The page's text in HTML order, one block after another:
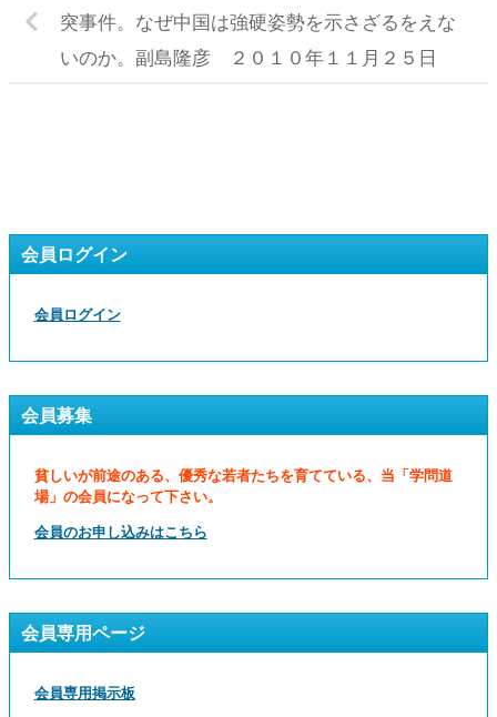
突事件。なぜ中国は強硬姿勢を示さざるをえな
いのか。副島隆彦 ２０１０年１１月２５日
会員ログイン
会員ログイン
会員募集
貧しいが前途のある、優秀な若者たちを育てている、当「学問道
場」の会員になって下さい。
会員のお申し込みはこちら
会員専用ページ
会員専用掲示板